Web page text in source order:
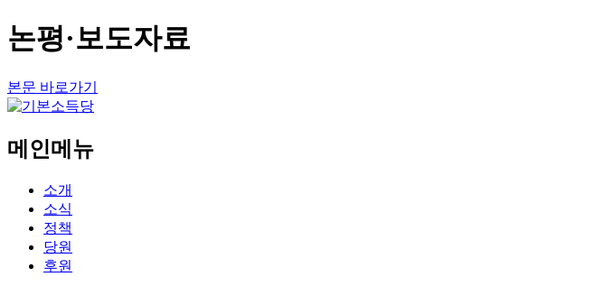
논평·보도자료
본문 바로가기
메인메뉴
소개
소식
정책
당원
후원